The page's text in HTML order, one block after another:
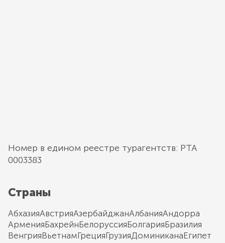
Номер в едином реестре турагентств: РТА
0003383
Страны
АбхазияАвстрияАзербайджанАлбанияАндорра
АрменияБахрейнБелоруссияБолгарияБразилия
ВенгрияВьетнамГрецияГрузияДоминиканаЕгипет